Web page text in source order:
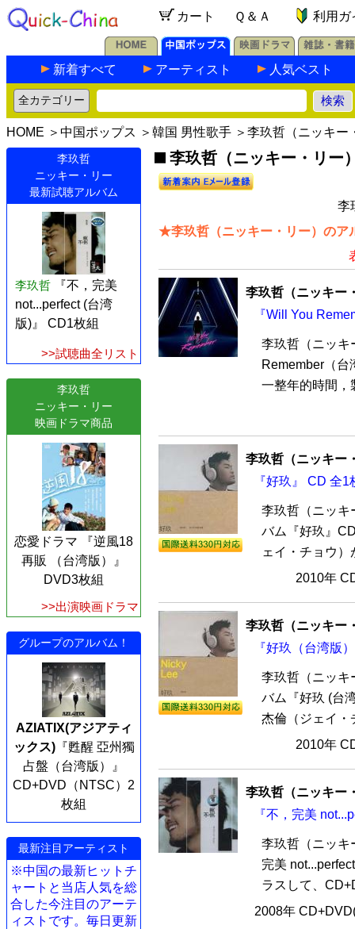
カート Ｑ＆Ａ 利用ガ
新着すべて アーティスト 人気ベスト
HOME ＞ 中国ポップス ＞ 韓国 男性歌手 ＞李玖哲（ニッキー
李玖哲
ニッキー・リー
最新試聴アルバム
李玖哲
『不，完美
not...perfect (台湾
版)』 CD1枚組
>>試聴曲全リスト
李玖哲
ニッキー・リー
映画ドラマ商品
恋愛ドラマ 『逆風18
再販 （台湾版）』
DVD3枚組
>>出演映画ドラマ
グループのアルバム！
AZIATIX(アジアティ
ックス)『甦醒 亞州獨
占盤（台湾版）』
CD+DVD（NTSC）2
枚組
最新注目アーティスト
※中国の最新ヒットチ
ャートと当店人気を総
合した今注目のアーテ
ィストです。毎日更新
李玖哲（ニッキー・リー
李
★李玖哲（ニッキー・リー）のア
李玖哲（ニッキー
『Will You
李玖哲（ニッキ
Remember（台
一整年的時間，
李玖哲（ニッキー
『好玖』 CD 全1
李玖哲（ニッキ
バム『好玖』
ェイ・チョウ
2010年
李玖哲（ニッキー
『好玖（台湾版
李玖哲（ニッキ
バム『好玖 (台
杰倫（ジェイ・
2010年
李玖哲（ニッキー
『不，完美
李玖哲（ニッキ
完美
ラスして、
2008年